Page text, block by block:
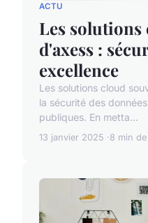
ACTU
Les solutions
d'axess :
excellence
Les solutions cloud
la sécurité des
publiques. En metta...
13 janvier 2025 8 min